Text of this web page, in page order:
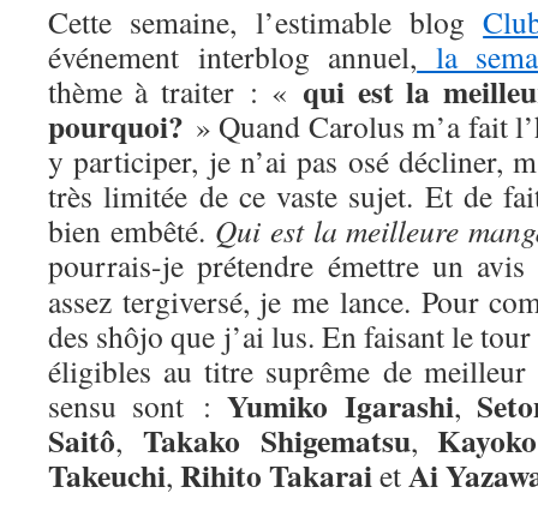
Cette semaine, l’estimable blog
événement interblog annuel, la
thème à traiter : « qui est la
pourquoi? » Quand Carolus m’a fait
y participer, je n’ai pas osé décliner,
très limitée de ce vaste sujet. Et de
bien embêté. Qui est la meilleure
pourrais-je prétendre émettre un
assez tergiversé, je me lance. Pour
des shôjo que j’ai lus. En faisant le tour
éligibles au titre suprême de
sensu sont :Yumiko Igarashi,
Saitô, Takako Shigematsu,Kayoko
Takeuchi, Rihito TakaraietAi